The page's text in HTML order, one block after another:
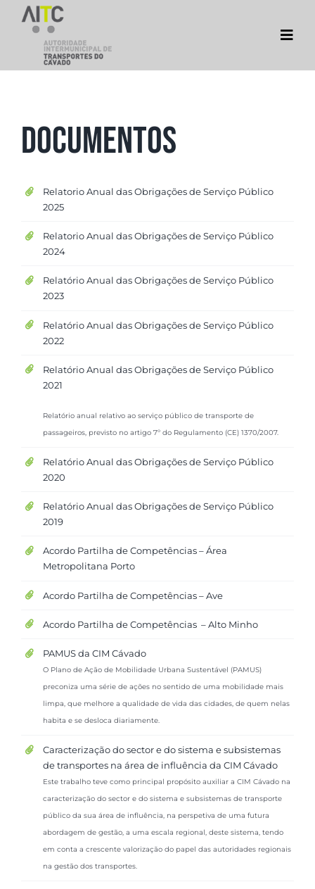
DOCUMENTOS
DOCUMENTOS
Relatorio Anual das Obrigações de Serviço Público
2025
Relatorio Anual das Obrigações de Serviço Público
2024
Relatório Anual das Obrigações de Serviço Público
2023
Relatório Anual das Obrigações de Serviço Público
2022
Relatório Anual das Obrigações de Serviço Público
2021
Relatório anual relativo ao serviço público de transporte de
passageiros, previsto no artigo 7º do Regulamento (CE) 1370/2007.
Relatório Anual das Obrigações de Serviço Público
2020
Relatório Anual das Obrigações de Serviço Público
2019
Acordo Partilha de Competências – Área
Metropolitana Porto
Acordo Partilha de Competências – Ave
Acordo Partilha de Competências – Alto Minho
PAMUS da CIM Cávado
O Plano de Ação de Mobilidade Urbana Sustentável (PAMUS)
preconiza uma série de ações no sentido de uma mobilidade mais
limpa, que melhore a qualidade de vida das cidades, de quem nelas
habita e se desloca diariamente.
Caracterização do sector e do sistema e subsistemas
de transportes na área de influência da CIM Cávado
Este trabalho teve como principal propósito auxiliar a CIM Cávado na
caracterização do sector e do sistema e subsistemas de transporte
público da sua área de influência, na perspetiva de uma futura
abordagem de gestão, a uma escala regional, deste sistema, tendo
em conta a crescente valorização do papel das autoridades regionais
na gestão dos transportes.